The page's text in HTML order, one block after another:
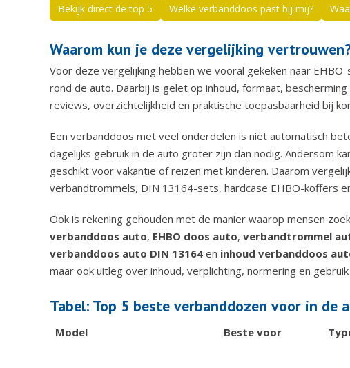
Bekijk direct de top 5 Welke verbanddoos past bij mij?
Waarom kun je deze vergelijking
Voor deze vergelijking hebben we vooral gekeken naar
rond de auto. Daarbij is gelet op inhoud, formaat,
reviews, overzichtelijkheid en praktische toepasbaarheid bij
Een verbanddoos met veel onderdelen is niet automatisch
dagelijks gebruik in de auto groter zijn dan nodig. Andersom
geschikt voor vakantie of reizen met kinderen. Daarom
verbandtrommels, DIN 13164-sets, hardcase EHBO-koffers
Ook is rekening gehouden met de manier waarop mensen
verbanddoos auto, EHBO doos auto, verbandtrommel
verbanddoos auto DIN 13164 en inhoud verbanddoos
maar ook uitleg over inhoud, verplichting, normering en
Tabel: Top 5 beste verbanddozen voor in de
Model Beste voor